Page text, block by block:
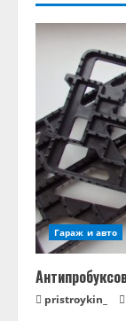
Гараж и авто
pristroykin_